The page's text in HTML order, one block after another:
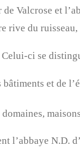
Valcrose et
rive du
ci se
et de
domaines,
l’abbaye N.D.